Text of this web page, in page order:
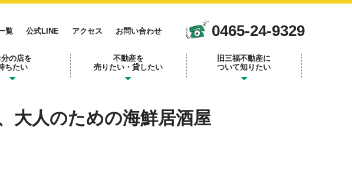
覧 公式LINE アクセス お問い合わせ 0465-24-9329
分の店を
ちたい
不動産を
売りたい・貸したい
旧三福不動産に
ついて知りたい
大人のための海鮮居酒屋